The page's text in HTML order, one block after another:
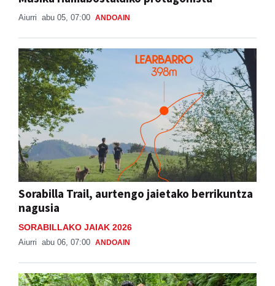
Aiurri abu 05, 07:00 ANDOAIN
Sorabilla Trail, aurtengo jaietako berrikuntza
nagusia
SORABILLAKO JAIAK 2026
Aiurri abu 06, 07:00 ANDOAIN